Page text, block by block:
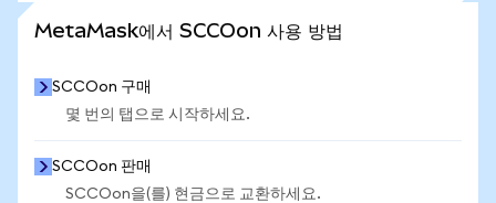
MetaMask에서 SCCOon 사용 방법
SCCOon 구매
몇 번의 탭으로 시작하세요.
SCCOon 판매
SCCOon을(를) 현금으로 교환하세요.